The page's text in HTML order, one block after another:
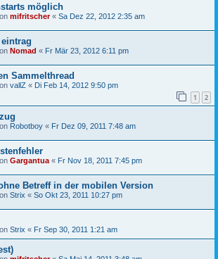
möglich
mifritscher« Sa Dez 22, 2012 2:35 am
Nomad « Fr Mär 23, 2012 6:11 pm
Sammelthread
vallZ « Di Feb 14, 2012 9:50 pm
1 2
Robotboy « Fr Dez 09, 2011 7:48 am
Gargantua « Fr Nov 18, 2011 7:45 pm
Betreff in der mobilen Version
Strix « So Okt 23, 2011 10:27 pm
Strix « Fr Sep 30, 2011 1:21 am